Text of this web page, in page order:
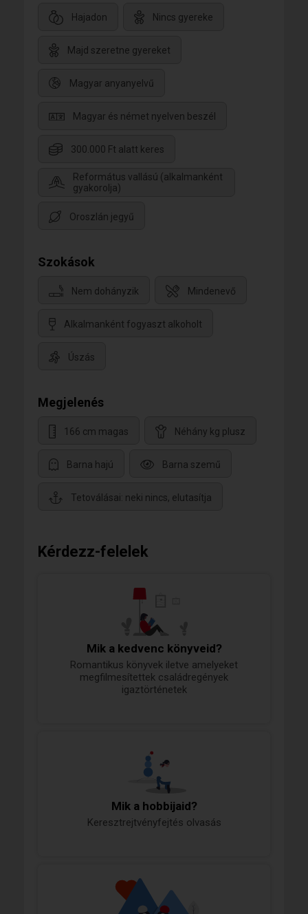
Hajadon Nincs gyereke
Majd szeretne gyereket
Magyar anyanyelvű
Magyar és német nyelven beszél
300.000 Ft alatt keres
Református vallású (alkalmanként
gyakorolja)
Oroszlán jegyű
Szokások
Nem dohányzik Mindenevő
Alkalmanként fogyaszt alkoholt
Úszás
Megjelenés
166 cm magas Néhány kg plusz
Barna hajú Barna szemű
Tetoválásai: neki nincs, elutasítja
Kérdezz-felelek
Mik a kedvenc könyveid?
Romantikus könyvek iletve amelyeket
megfilmesítettek családregények
igaztörténetek
Mik a hobbijaid?
Keresztrejtvényfejtés olvasás